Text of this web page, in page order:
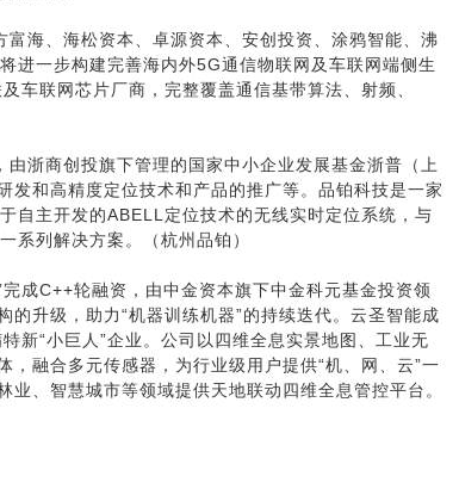
海、海松资本、卓源资本、安创投资、涂鸦智能、沸
进一步构建完善海内外5G通信物联网及车联网端侧生
车联网芯片厂商，完整覆盖通信基带算法、射频、
浙商创投旗下管理的国家中小企业发展基金浙普（上
和高精度定位技术和产品的推广等。品铂科技是一家
自主开发的ABELL定位技术的无线实时定位系统，与
系列解决方案。（杭州品铂）
成C++轮融资，由中金资本旗下中金科元基金投资领
升级，助力“机器训练机器”的持续迭代。云圣智能成
新“小巨人”企业。公司以四维全息实景地图、工业无
融合多元传感器，为行业级用户提供“机、网、云”一
、智慧城市等领域提供天地联动四维全息管控平台。